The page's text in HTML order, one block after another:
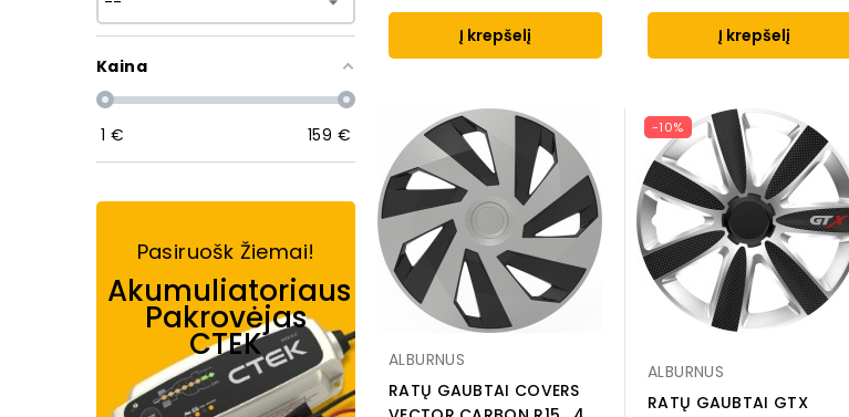
Kaina
1 € 159 €
Pasiruošk Žiemai!
Akumuliatoriaus
Pakrovėjas
CTEK
price
Į krepšelį
price
Į krepšelį
ALBURNUS
RATŲ GAUBTAI COVERS
-10%
ALBURNUS
RATŲ GAUBTAI GTX